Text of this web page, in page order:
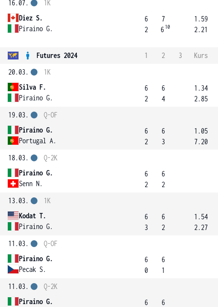
16.07.
Diez S.
Piraino G.
1K
6
2
7
6 10
1.59
2.21
Futures 2024 1 2 3
Kurs
20.03.
Silva F.
Piraino G.
1K
6
2
6
4
1.34
2.85
19.03.
Piraino G.
Portugal A.
Q-OF
6
2
6
3
1.05
7.20
18.03.
Piraino G.
Senn N.
Q-2K
6
2
6
2
13.03.
Kodat T.
Piraino G.
1K
6
3
6
2
1.54
2.27
11.03.
Piraino G.
Pecak S.
Q-OF
6
0
6
1
11.03.
Piraino G.
Q-2K
6
6